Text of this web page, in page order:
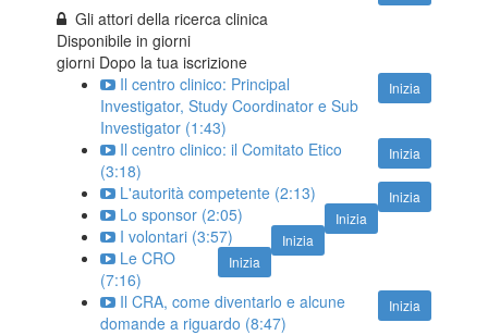
Gli attori della ricerca clinica
Disponibile ingiorni
giorni Dopo la tua iscrizione
Inizia
Il centro clinico: Principal
Investigator, Study Coordinator e Sub
Investigator (1:43)
Inizia
Il centro clinico: il Comitato Etico
(3:18)
Inizia
L'autorità competente (2:13)
Inizia
Lo sponsor (2:05)
Inizia
I volontari (3:57)
Inizia
Le CRO
(7:16)
Inizia
Il CRA, come diventarlo e alcune
domande a riguardo (8:47)